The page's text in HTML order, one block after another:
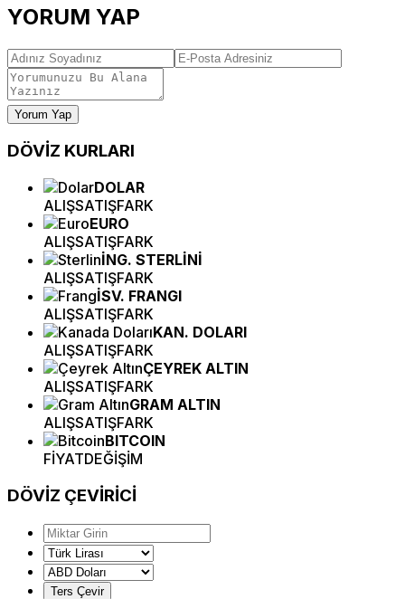
YORUM YAP
Yorum Yap
DÖVİZ KURLARI
DOLAR
ALIŞSATIŞFARK
EURO
ALIŞSATIŞFARK
İNG. STERLİNİ
ALIŞSATIŞFARK
İSV. FRANGI
ALIŞSATIŞFARK
KAN. DOLARI
ALIŞSATIŞFARK
ÇEYREK ALTIN
ALIŞSATIŞFARK
GRAM ALTIN
ALIŞSATIŞFARK
BITCOIN
FİYATDEĞİŞİM
DÖVİZ ÇEVİRİCİ